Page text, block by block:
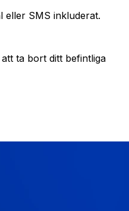
eller SMS inkluderat.
ta bort ditt befintliga